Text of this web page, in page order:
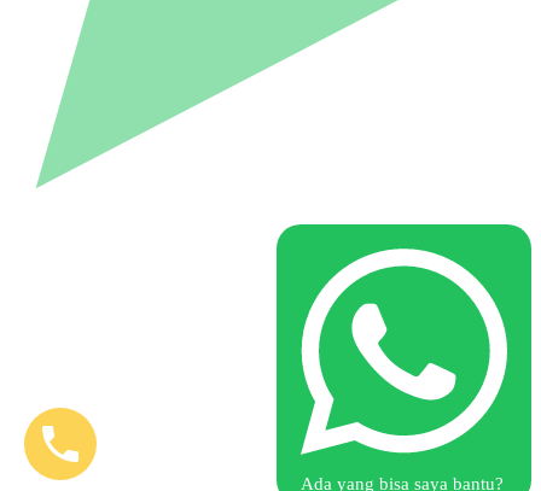
Ada yang bisa saya bantu?